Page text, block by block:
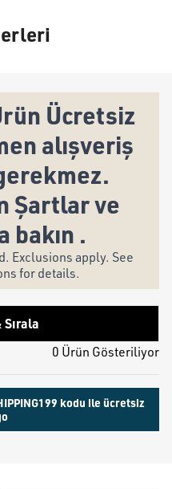
Ücretsiz
alışveriş
Şartlar ve
bakın .
Exclusions apply. See
for details.
0 Ürün Gösteriliyor
kodu ile ücretsiz